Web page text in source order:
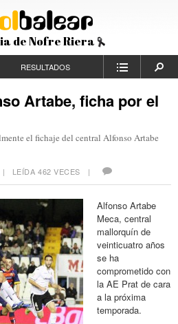
de Nofre Riera
RESULTADOS
Artabe, ficha por el
el fichaje del central Alfonso Artabe
| LEÍDA 462 VECES |
Alfonso Artabe
Meca, central
mallorquín de
veinticuatro años
se ha
comprometido con
la AE Prat de cara
a la próxima
temporada.